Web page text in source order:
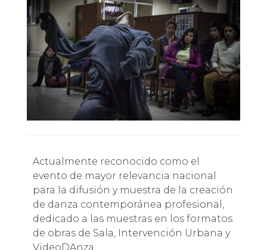
Actualmente reconocido como el
evento de mayor relevancia nacional
para la difusión y muestra de la creación
de danza contemporánea profesional,
dedicado a las muestras en los formatos
de obras de Sala, Intervención Urbana y
VideoDAnza.